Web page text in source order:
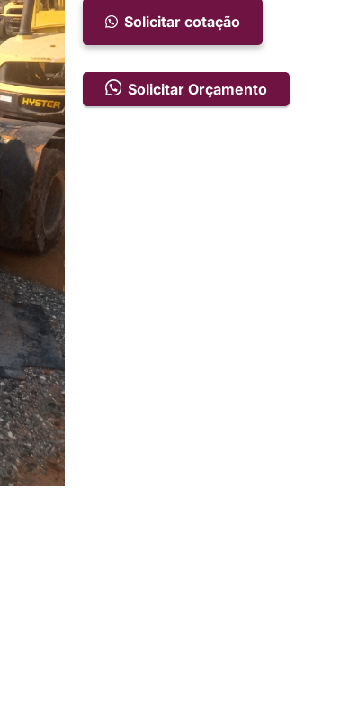
Solicitar cotação
Solicitar Orçamento